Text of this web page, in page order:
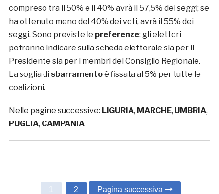
compreso tra il 50% e il 40% avrà il 57,5% dei seggi; se
ha ottenuto meno del 40% dei voti, avrà il 55% dei
seggi. Sono previste le preferenze: gli elettori
potranno indicare sulla scheda elettorale sia per il
Presidente sia per i membri del Consiglio Regionale.
La soglia di sbarramentoè fissata al 5% per tutte le
coalizioni.
Nelle pagine successive: LIGURIA, MARCHE, UMBRIA,
PUGLIA, CAMPANIA
1 2 Pagina successiva